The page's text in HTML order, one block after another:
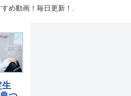
め動画！毎日更新！.